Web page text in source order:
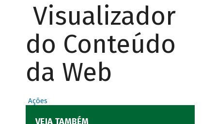
Visualizador
do Conteúdo
da Web
Ações
VEJA TAMBÉM